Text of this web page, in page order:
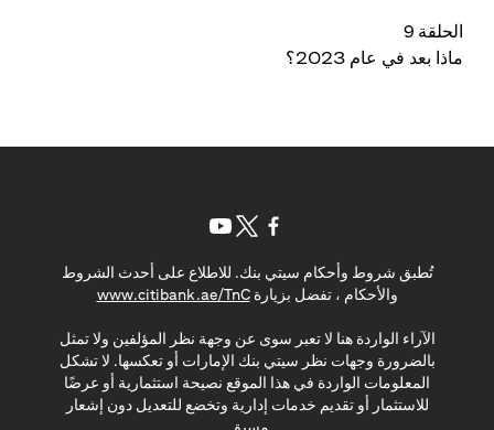
الحلقة 9
ماذا بعد في عام 2023؟
تُطبق شروط وأحكام سيتي بنك. للاطلاع على أحدث الشروط
والأحكام ، تفضل بزيارةwww.citibank.ae/TnC
(opens in a new tab)
الآراء الواردة هنا لا تعبر سوى عن وجهة نظر المؤلفين ولا تمثل
بالضرورة وجهات نظر سيتي بنك الإمارات أو تعكسها. لا تشكل
المعلومات الواردة في هذا الموقع نصيحة استثمارية أو عرضًا
للاستثمار أو تقديم خدمات إدارية وتخضع للتعديل دون إشعار